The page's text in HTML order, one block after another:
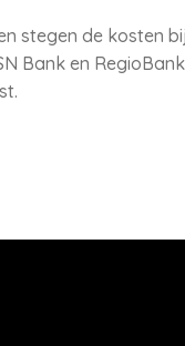
stegen de kosten
Bank en